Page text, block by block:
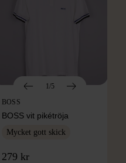
1/5
BOSS
BOSS vit pikétröja
Mycket gott skick
279 kr